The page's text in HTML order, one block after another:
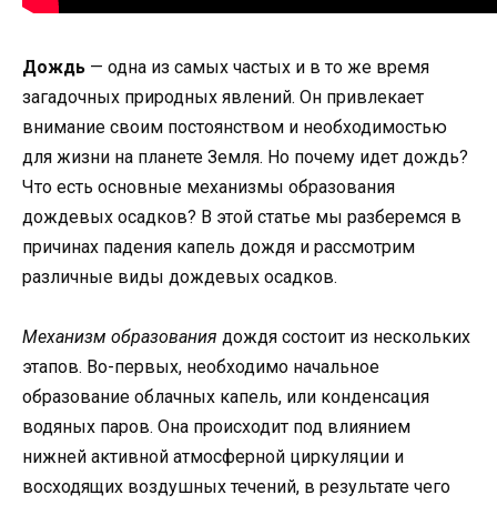
Дождь — одна из самых частых и в то же время
загадочных природных явлений. Он привлекает
внимание своим постоянством и необходимостью
для жизни на планете Земля. Но почему идет дождь?
Что есть основные механизмы образования
дождевых осадков? В этой статье мы разберемся в
причинах падения капель дождя и рассмотрим
различные виды дождевых осадков.
Механизм образования дождя состоит из нескольких
этапов. Во-первых, необходимо начальное
образование облачных капель, или конденсация
водяных паров. Она происходит под влиянием
нижней активной атмосферной циркуляции и
восходящих воздушных течений, в результате чего